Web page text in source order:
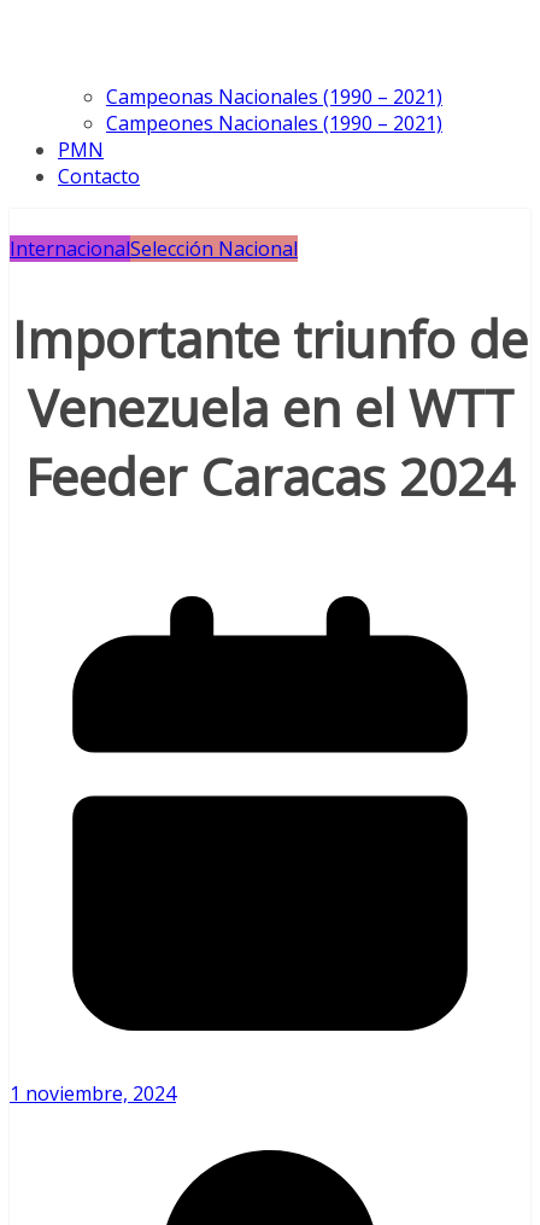
Campeonas Nacionales (1990 – 2021)
Campeones Nacionales (1990 – 2021)
PMN
Contacto
InternacionalSelección Nacional
Importante triunfo de
Venezuela en el WTT
Feeder Caracas 2024
1 noviembre, 2024